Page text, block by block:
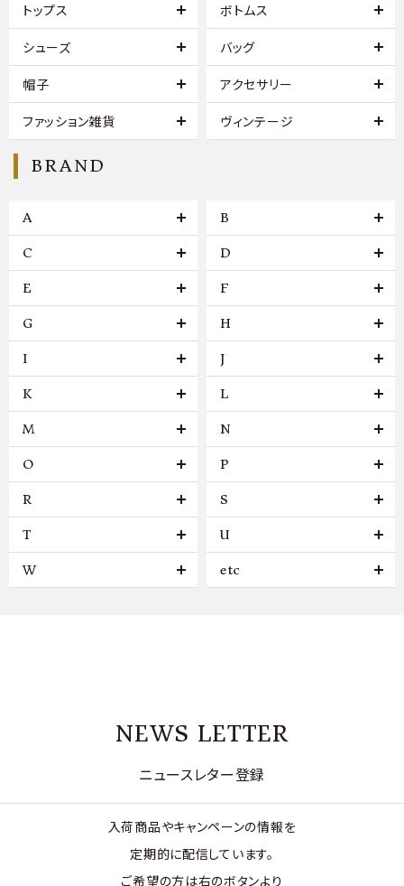
トップス ボトムス
シューズ バッグ
帽子 アクセサリー
ファッション雑貨 ヴィンテージ
BRAND
A B
C D
E F
G H
I J
K L
M N
O P
R S
T U
W etc
NEWS LETTER
ニュースレター登録
入荷商品やキャンペーンの情報を
定期的に配信しています。
ご希望の方は右のボタンより